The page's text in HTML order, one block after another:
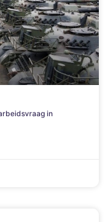
in